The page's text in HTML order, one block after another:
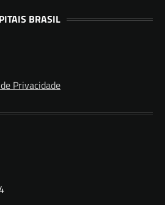
BRASIL
Privacidade